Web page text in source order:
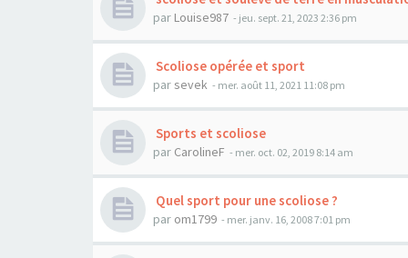
par Louise987 - jeu. sept. 21, 2023 2:36 pm
Scoliose opérée et sport
par sevek - mer. août 11, 2021 11:08 pm
Sports et scoliose
par CarolineF - mer. oct. 02, 2019 8:14 am
Quel sport pour une scoliose ?
par om1799 - mer. janv. 16, 2008 7:01 pm